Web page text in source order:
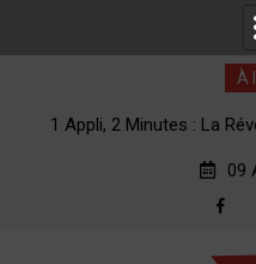
À
1 Appli, 2 Minutes : La
09